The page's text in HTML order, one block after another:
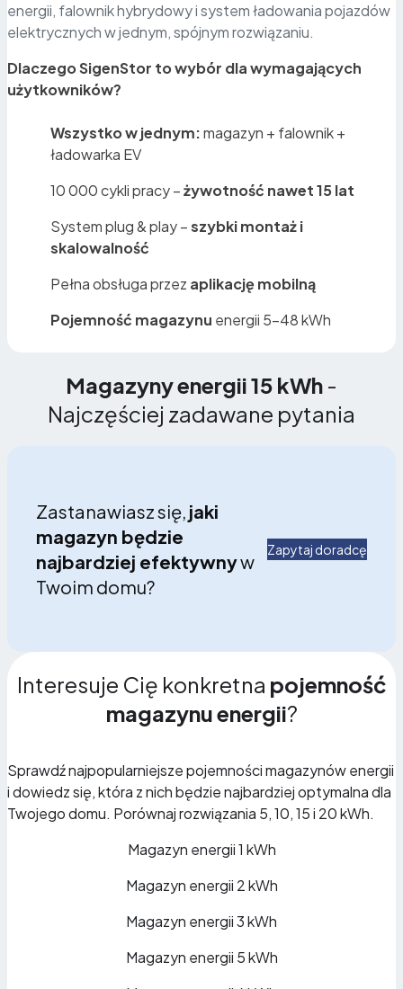
energii, falownik hybrydowy i system ładowania pojazdów
elektrycznych w jednym, spójnym rozwiązaniu.
Dlaczego SigenStor to wybór dla wymagających
użytkowników?
Wszystko w jednym:magazyn + falownik +
ładowarka EV
10 000 cykli pracy –żywotność nawet 15 lat
System plug & play –szybki montaż i
skalowalność
Pełna obsługa przez aplikację mobilną
Pojemność magazynu energii 5–48 kWh
Magazyny energii 15 kWh -
Najczęściej zadawane pytania
Zastanawiasz się, jaki
magazyn będzie
najbardziej efektywnyw
Twoim domu?
Zapytaj doradcę
Interesuje Cię konkretna pojemność
magazynu energii?
Sprawdź najpopularniejsze pojemności magazynów energii
i dowiedz się, która z nich będzie najbardziej optymalna dla
Twojego domu. Porównaj rozwiązania 5, 10, 15 i 20 kWh.
Magazyn energii 1 kWh
Magazyn energii 2 kWh
Magazyn energii 3 kWh
Magazyn energii 5 kWh